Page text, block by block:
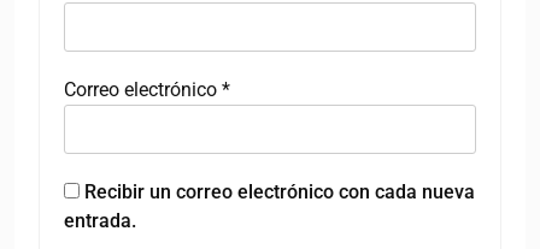
Correo electrónico *
Recibir un correo electrónico con cada nueva
entrada.